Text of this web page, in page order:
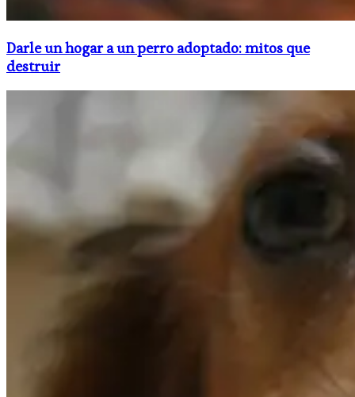
Darle un hogar a un perro adoptado: mitos que
destruir